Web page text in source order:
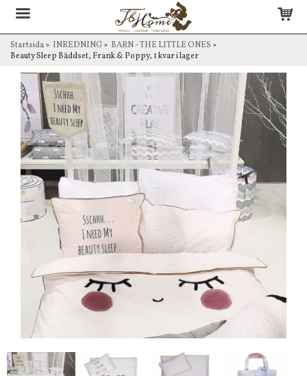
Startsida» INREDNING» BARN - THE LITTLE ONES »
Beauty Sleep Bäddset, Frank & Poppy, 1 kvar i lager